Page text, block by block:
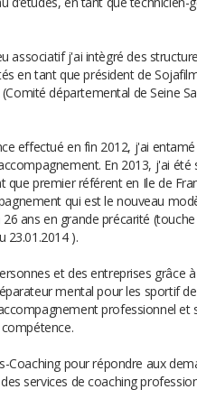
associatif j'ai intègré des
en tant que président de
départemental de Seine
effectué en fin 2012, j'ai
En 2013, j'ai été
premier référent en Ile de
qui est le nouveau
ans en grande précarité
23.01.2014 ).
et des entreprises grâce
mental pour les sportif
professionnel
Coaching pour répondre aux
services de coaching